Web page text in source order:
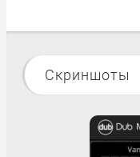
Скриншоты